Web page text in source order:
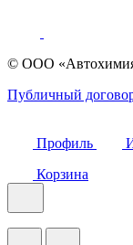
© ООО
Публичный
Профиль
Корзина